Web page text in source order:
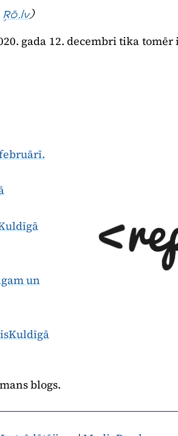
Ŗō.lv)
gada 12. decembri tika tomēr
un
blogs.